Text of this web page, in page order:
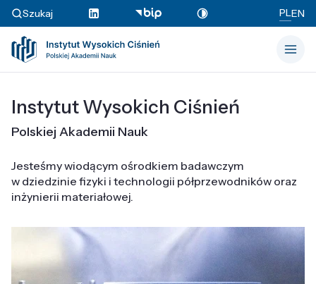
Szukaj PLEN
Instytut Wysokich Ciśnień
Polskiej Akademii Nauk
Jesteśmy wiodącym ośrodkiem badawczym
w dziedzinie fizyki i technologii półprzewodników oraz
inżynierii materiałowej.